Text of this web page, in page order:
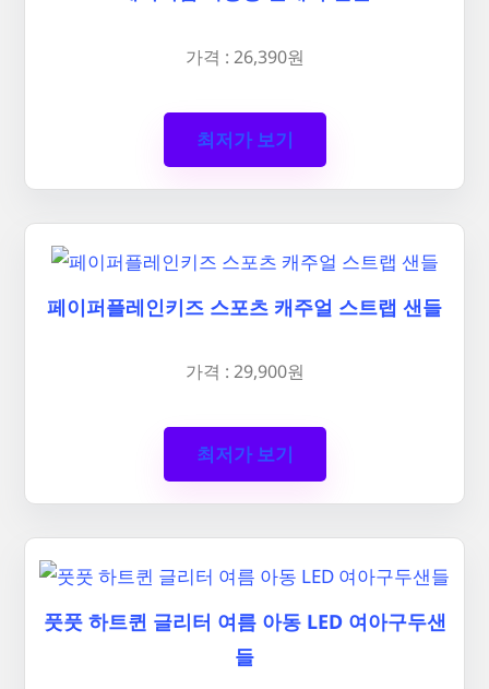
가격 : 26,390원
최저가 보기
페이퍼플레인키즈 스포츠 캐주얼 스트랩 샌들
가격 : 29,900원
최저가 보기
풋풋 하트퀸 글리터 여름 아동 LED 여아구두샌
들